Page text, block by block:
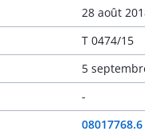
28 août
T 0474/15
5
-
08017768.6